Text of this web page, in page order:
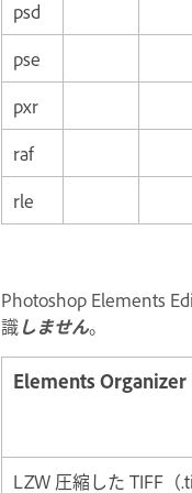
psd
pse
pxr
raf
rle
Photoshop Elements
識しません。
Elements Organizer
LZW 圧縮した TIFF（